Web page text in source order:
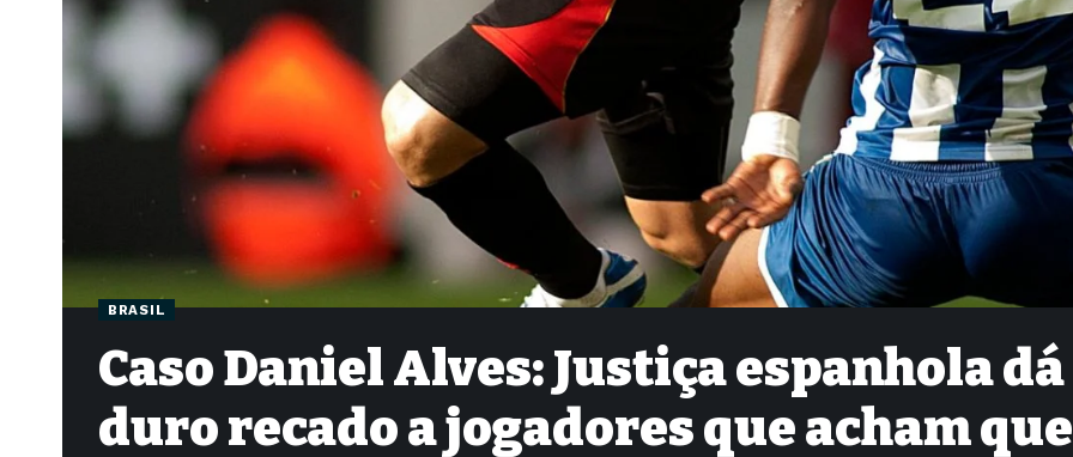
BRASIL
Caso Daniel Alves: Justiça espanhola dá
duro recado a jogadores que acham que